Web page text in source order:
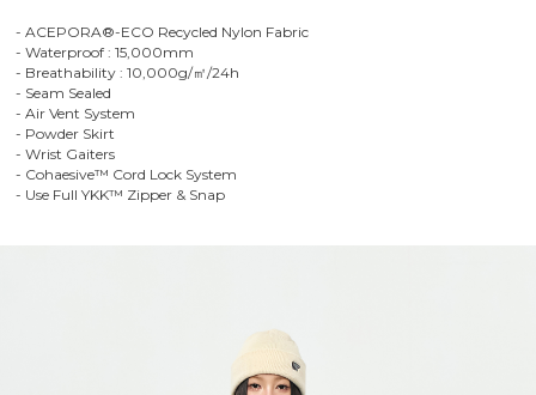
- ACEPORA®-ECO Recycled Nylon Fabric
- Waterproof : 15,000mm
- Breathability : 10,000g/㎡/24h
- Seam Sealed
- Air Vent System
- Powder Skirt
- Wrist Gaiters
- Cohaesive™ Cord Lock System
- Use Full YKK™ Zipper & Snap